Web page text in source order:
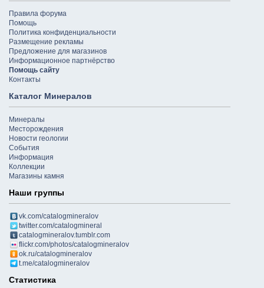
Правила форума
Помощь
Политика конфиденциальности
Размещение рекламы
Предложение для магазинов
Информационное партнёрство
Помощь сайту
Контакты
Каталог Минералов
Минералы
Месторождения
Новости геологии
События
Информация
Коллекции
Магазины камня
Наши группы
vk.com/catalogmineralov
twitter.com/catalogmineral
catalogmineralov.tumblr.com
flickr.com/photos/catalogmineralov
ok.ru/catalogmineralov
t.me/catalogmineralov
Статистика